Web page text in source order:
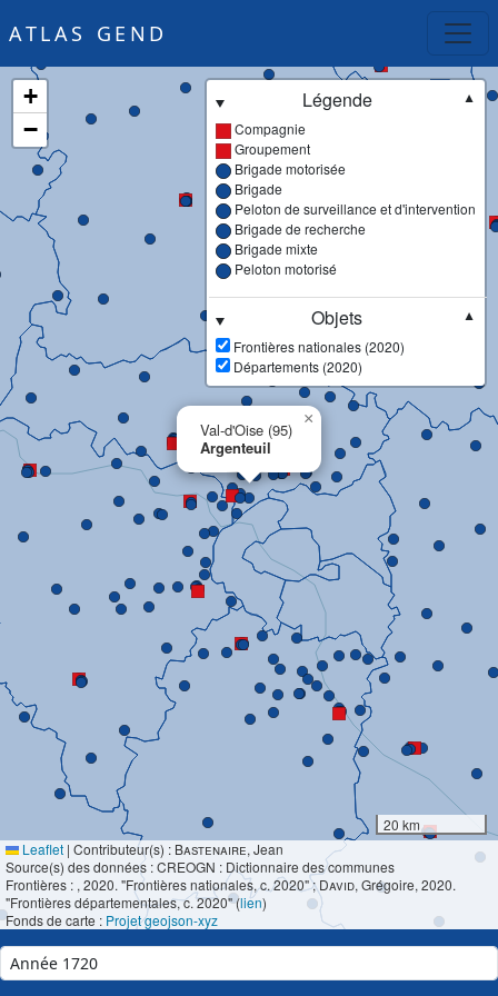
ATLAS GEND
Val-d'Oise (95)
Argenteuil
×
+
−
Légende
▼
Compagnie
Groupement
Brigade motorisée
Brigade
Peloton de surveillance et d'intervention
Brigade de recherche
Brigade mixte
Peloton motorisé
Objets
▼
Frontières nationales (2020)
Départements (2020)
20 km
Leaflet | Contributeur(s) : Bastenaire, Jean
Source(s) des données : CREOGN : Dictionnaire des communes
Frontières : , 2020. "Frontières nationales, c. 2020" ;David, Grégoire, 2020.
"Frontières départementales, c. 2020" (lien)
Fonds de carte : Projet geojson-xyz